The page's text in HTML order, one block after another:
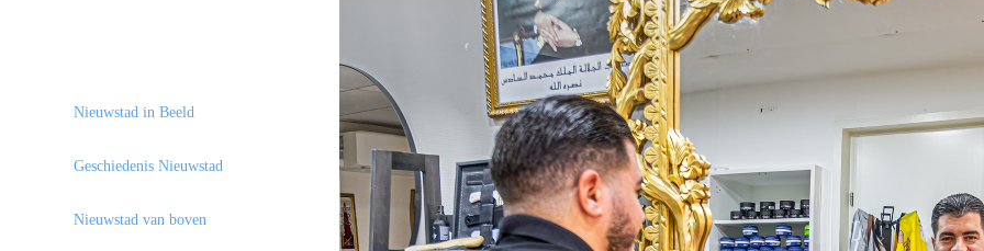
Nieuwstad in Beeld
Geschiedenis Nieuwstad
Nieuwstad van boven